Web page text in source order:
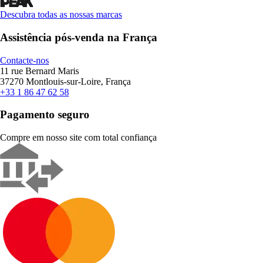
Descubra todas as nossas marcas
Assistência pós-venda na França
Contacte-nos
11 rue Bernard Maris
37270 Montlouis-sur-Loire, França
+33 1 86 47 62 58
Pagamento seguro
Compre em nosso site com total confiança